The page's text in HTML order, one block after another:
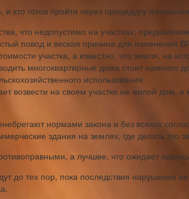
кто готов пройти через процедуру
что недопустимо на участках,
повод и веская причина для изменения
участка, а известно, что земля, на
многоквартирные дома стоит намного
использования.
возвести на своем участке не жилой дом,
нормами закона и без всяких
здания на землях, где делать это
а лучшее, что ожидает
до тех пор, пока последствия нарушения